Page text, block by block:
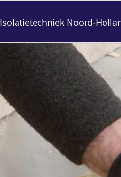
Isolatietechniek Noord-